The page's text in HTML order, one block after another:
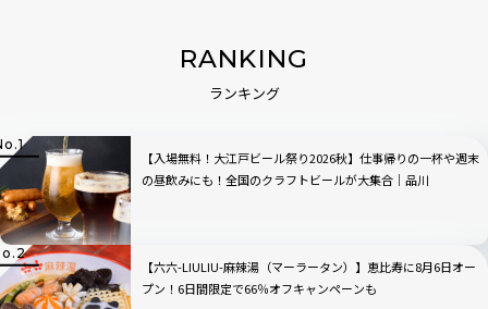
RANKING
ランキング
【入場無料！大江戸ビール祭り2026秋】仕事帰りの一杯や週末
の昼飲みにも！全国のクラフトビールが大集合｜品川
【六六-LIULIU-麻辣湯（マーラータン）】恵比寿に8月6日オー
プン！6日間限定で66％オフキャンペーンも